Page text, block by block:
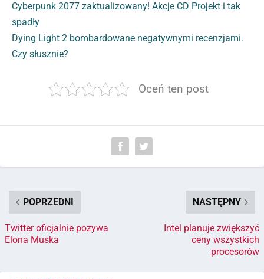
Cyberpunk 2077 zaktualizowany! Akcje CD Projekt i tak
spadły
Dying Light 2 bombardowane negatywnymi recenzjami.
Czy słusznie?
Oceń ten post
POPRZEDNI
Twitter oficjalnie pozywa
Elona Muska
NASTĘPNY
Intel planuje zwiększyć
ceny wszystkich
procesorów